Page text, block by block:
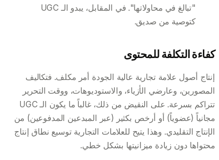
"تبالغ في محاولاتها". في المقابل، يبدو الـ UGC
كتوصية من صديق.
كفاءة التكلفة للمحتوى
إنتاج أصول علامة تجارية عالية الجودة أمر مكلف. فتكاليف
المصورين، وعارضي الأزياء، والاستوديوهات، ووقت التحرير
تتراكم بسرعة. على النقيض من ذلك، غالباً ما يكون الـ UGC
مجانياً (عضوياً) أو أرخص بكثير (عبر المبدعين المدفوعين) من
الإنتاج التقليدي. وهذا يتيح للعلامات التجارية توسيع نطاق إنتاج
محتواها دون زيادة ميزانيتها بشكل خطي.